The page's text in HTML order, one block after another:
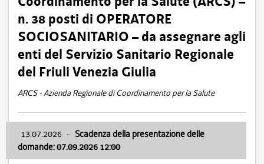
n. 38 posti di OPERATORE
SOCIOSANITARIO – da assegnare agli
enti del Servizio Sanitario Regionale
del Friuli Venezia Giulia
ARCS - Azienda Regionale di Coordinamento per la Salute
13.07.2026 - Scadenza della presentazione delle
domande: 07.09.2026 12:00